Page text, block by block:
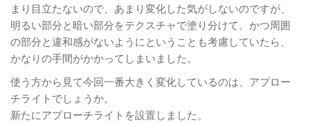
まり目立たないので、あまり変化した気がしないのですが、
明るい部分と暗い部分をテクスチャで塗り分けて、かつ周囲
の部分と違和感がないようにということも考慮していたら、
かなりの手間がかかってしまいました。
使う方から見て今回一番大きく変化しているのは、アプロー
チライトでしょうか。
新たにアプローチライトを設置しました。